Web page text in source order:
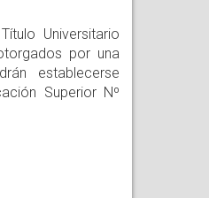
Universitario
por una
establecerse
Superior Nº